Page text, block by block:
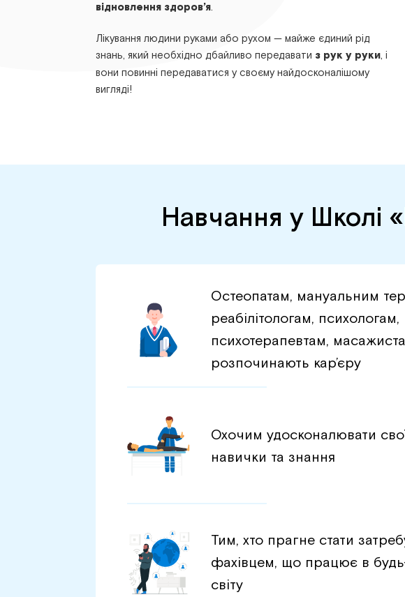
відновлення здоров’я.
Лікування людини руками або рухом — майже єдиний рід
знань, який необхідно дбайливо передавати з рук у руки, і
вони повинні передаватися у своєму найдосконалішому
вигляді!
Навчання у Школі
Остеопатам, мануальним
реабілітологам, психологам,
психотерапевтам,
розпочинають кар’єру
Охочим удосконалювати
навички та знання
Тим, хто прагне стати
фахівцем, що працює в будь-
світу